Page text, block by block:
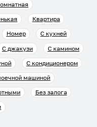
Квартира
Номер
С кухней
С джакузи
С камином
С кондиционером
машиной
Без залога